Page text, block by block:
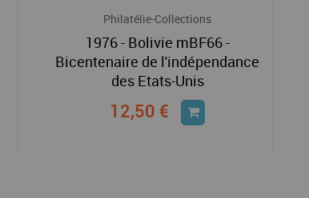
Philatélie-Collections
1976 - Bolivie mBF66 -
Bicentenaire de l'indépendance
des Etats-Unis
12,50 €